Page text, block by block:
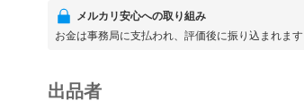
メルカリ安心への取り組み
お金は事務局に支払われ、評価後に振り込まれます
出品者